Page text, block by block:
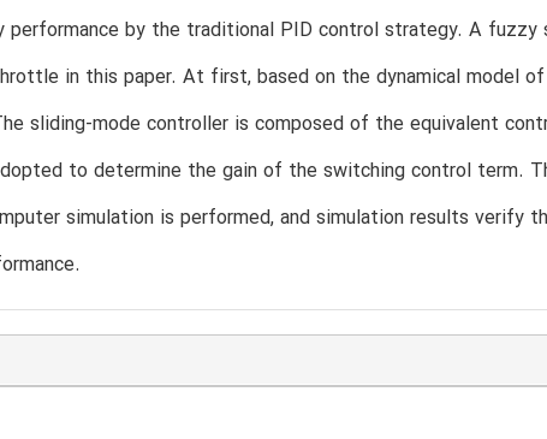
performance by the traditional PID control strategy. A
in this paper. At first, based on the dynamical model
sliding-mode controller is composed of the equivalent
to determine the gain of the switching control term.
simulation is performed, and simulation results